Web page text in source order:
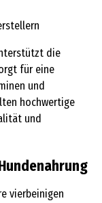
die
für eine
und
hochwertige
und
vierbeinigen